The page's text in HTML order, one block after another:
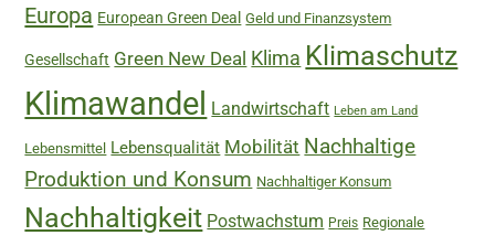
Europa European Green Deal Geld und Finanzsystem
Gesellschaft Green New Deal Klima Klimaschutz
Klimawandel Landwirtschaft Leben am Land
Lebensmittel Lebensqualität Mobilität Nachhaltige
Produktion und Konsum Nachhaltiger Konsum
Nachhaltigkeit Postwachstum Preis Regionale